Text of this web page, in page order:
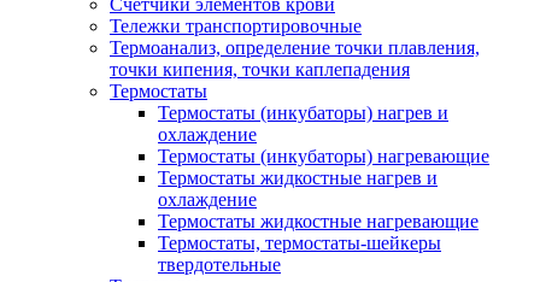
Счетчики элементов крови
Тележки транспортировочные
Термоанализ, определение точки плавления,
точки кипения, точки каплепадения
Термостаты
Термостаты (инкубаторы) нагрев и
охлаждение
Термостаты (инкубаторы) нагревающие
Термостаты жидкостные нагрев и
охлаждение
Термостаты жидкостные нагревающие
Термостаты, термостаты-шейкеры
твердотельные